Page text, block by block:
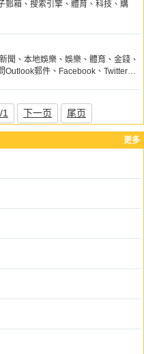
更多
郵箱、搜索引擎、體育、科技、購
聞、本地娛樂、娛樂、體育、金錢、
Outlook郵件、Facebook、Twitter、
1 下一页 尾页